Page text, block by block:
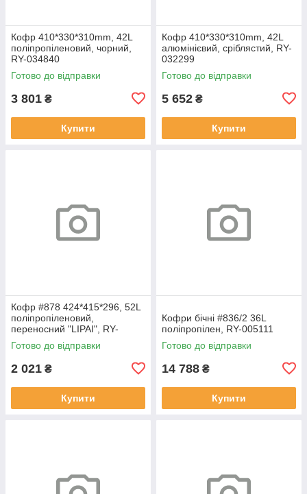
Кофр 410*330*310mm, 42L
поліпропіленовий, чорний,
RY-034840
Готово до відправки
3 801 ₴
Купити
Кофр 410*330*310mm, 42L
алюмінієвий, сріблястий, RY-
032299
Готово до відправки
5 652 ₴
Купити
Кофр #878 424*415*296, 52L
поліпропіленовий,
переносний "LIPAI", RY-
026624
Готово до відправки
2 021 ₴
Купити
Кофри бічні #836/2 36L
поліпропілен, RY-005111
Готово до відправки
14 788 ₴
Купити